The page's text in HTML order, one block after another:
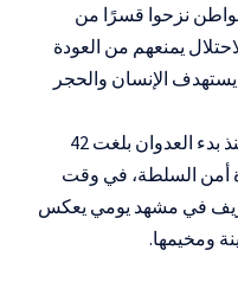
أن أكثر من 22 ألف مواطن نزحوا قسرًا من
يمنعهم من العودة
الإنسان والحجر
ويُذكر أن حصيلة الشهداء في جنين منذ بدء العدوان بلغت 42
أمن السلطة، في وقت
في مشهد يومي يعكس
ومخيمها.